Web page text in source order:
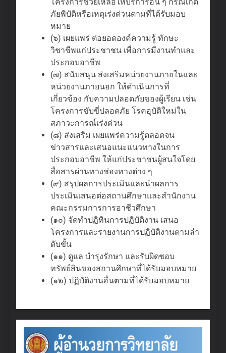
ภัยพิบัติหรือเหตุเร่งด่วนตามที่ได้รับมอบ
หมาย
(๖) เผยแพร่ ต่อยอดองค์ความรู้ ทักษะ
วิชาชีพแก่ประชาชน เพื่อการมีงานทําและ
ประกอบอาชีพ
(๗) สนับสนุน ส่งเสริมหน่วยงานภายในและ
หน่วยงานภายนอก ให้ดําเนินการที่
เกี่ยวข้อง กับความปลอดภัยของผู้เรียน เช่น
โครงการขับขี่ปลอดภัย โรคอุบัติใหม่ใน
สภาวะการณ์เร่งด่วน
(๘) ส่งเสริม เผยแพร่ความรู้ตลอดจน
ข่าวสารและเสนอแนะแนวทางในการ
ประกอบอาชีพ ให้แก่ประชาชนผู้สนใจโดย
สื่อสารผ่านทางช่องทางต่าง ๆ
(๙) สรุปผลการประเมินและนําผลการ
ประเมินเสนอต่อสถานศึกษาและสํานักงาน
คณะกรรมการการอาชีวศึกษา
(๑๐) จัดทําปฏิทินการปฏิบัติงาน เสนอ
โครงการและรายงานการปฏิบัติงานตามลํา
ดับขั้น
(๑๑) ดูแล บํารุงรักษา และรับผิดชอบ
ทรัพย์สินของสถานศึกษาที่ได้รับมอบหมาย
(๑๒) ปฏิบัติงานอื่นตามที่ได้รับมอบหมาย